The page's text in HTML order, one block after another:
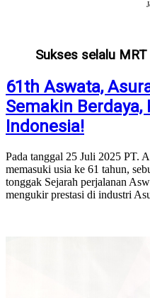
Sukses selalu
61th Aswata,
Semakin Berdaya,
Indonesia!
Pada tanggal 25 Juli 2025
memasuki usia ke 61 tahun,
tonggak Sejarah perjalanan
mengukir prestasi di industri